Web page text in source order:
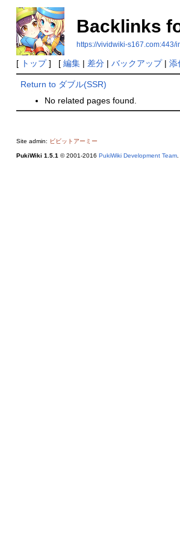
Backlinks
https://vividwiki-
[ トップ] [ 編集| 差分| バックアップ| 添
Return to ダブル(SSR)
No related pages found.
Site admin: ビビットアーミー
PukiWiki 1.5.1 © 2001-2016 PukiWiki Development Team.